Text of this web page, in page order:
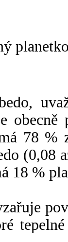
78 %
(0,08
18 %